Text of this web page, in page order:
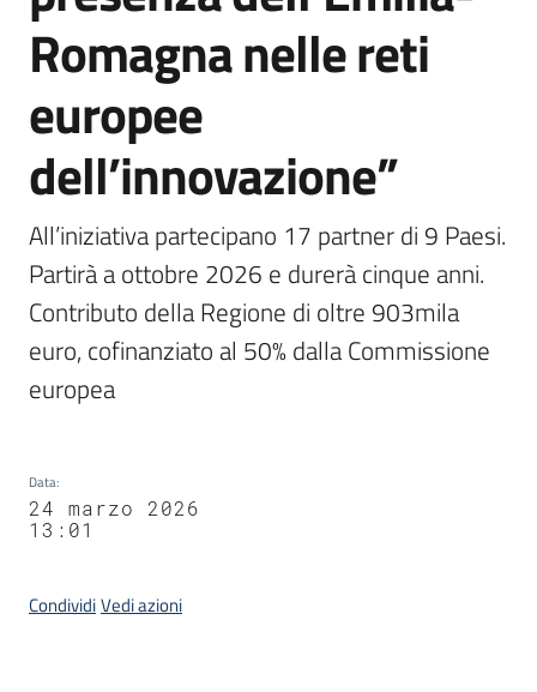
Romagna nelle reti
europee
dell’innovazione”
All’iniziativa partecipano 17 partner di 9 Paesi.
Partirà a ottobre 2026 e durerà cinque anni.
Contributo della Regione di oltre 903mila
euro, cofinanziato al 50% dalla Commissione
europea
Data:
24 marzo 2026
13:01
CondividiVedi azioni